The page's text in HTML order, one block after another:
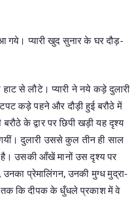
प्यारी खुद सुनार के घर दौड़-
से लौटे। प्यारी ने नये कड़े दुलारी
कड़े पहने और दौड़ी हुई बरौठे में
के द्वार पर छिपी खड़ी यह दृश्य
दुलारी उससे कुल तीन ही साल
है। उसकी आँखें मानों उस दृश्य पर
प्रेमालिंगन, उनकी मुग्ध मुद्रा-
तक कि दीपक के धुँधले प्रकाश में वे